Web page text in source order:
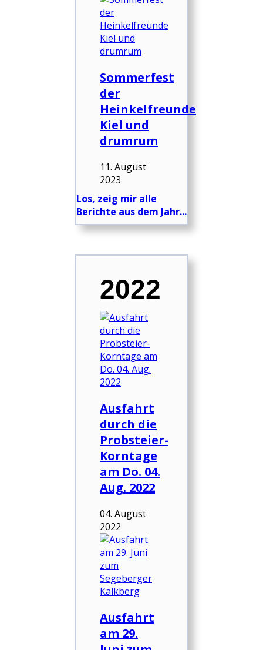
Sommerfest
der
Heinkelfreunde
Kiel und
drumrum
11. August
2023
Los, zeig mir alle
Berichte aus dem Jahr...
2022
Ausfahrt
durch die
Probsteier-
Korntage
am Do. 04.
Aug. 2022
04. August
2022
Ausfahrt
am 29.